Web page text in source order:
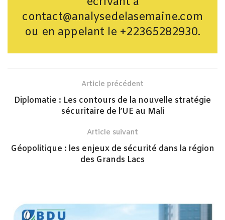
contact@analysedelasemaine.com
ou en appelant le +22365282930.
Article précédent
Diplomatie : Les contours de la nouvelle stratégie
sécuritaire de l’UE au Mali
Article suivant
Géopolitique : les enjeux de sécurité dans la région
des Grands Lacs